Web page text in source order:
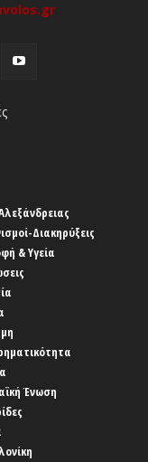
Διακηρύξεις
& Υγεία
Ένωση